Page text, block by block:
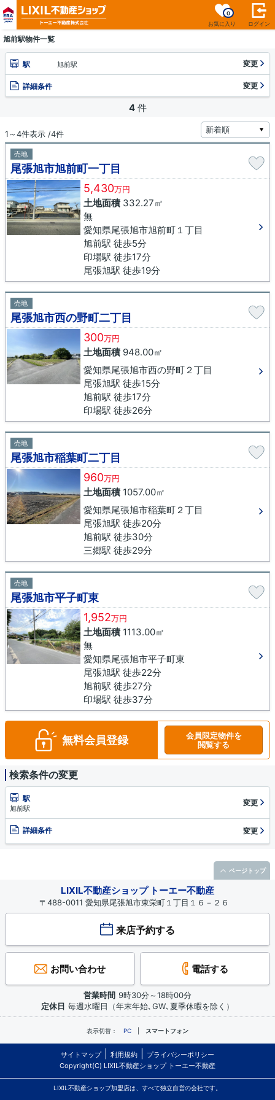
お気に入り
0
ログイン
旭前駅物件一覧
駅 旭前駅 変更
詳細条件 変更
4 件
1～4件表示 /4件
売地
尾張旭市旭前町一丁目
5,430万円
土地面積332.27㎡
無
愛知県尾張旭市旭前町１丁目
旭前駅 徒歩5分
印場駅 徒歩17分
尾張旭駅 徒歩19分
売地
尾張旭市西の野町二丁目
300万円
土地面積948.00㎡
愛知県尾張旭市西の野町２丁目
尾張旭駅 徒歩15分
旭前駅 徒歩17分
印場駅 徒歩26分
売地
尾張旭市稲葉町二丁目
960万円
土地面積1057.00㎡
愛知県尾張旭市稲葉町２丁目
尾張旭駅 徒歩20分
旭前駅 徒歩30分
三郷駅 徒歩29分
売地
尾張旭市平子町東
1,952万円
土地面積1113.00㎡
無
愛知県尾張旭市平子町東
尾張旭駅 徒歩22分
旭前駅 徒歩27分
印場駅 徒歩37分
無料会員登録
会員限定物件を
閲覧する
検索条件の変更
駅
旭前駅
変更
詳細条件 変更
LIXIL不動産ショップ トーエー不動産
〒488-0011 愛知県尾張旭市東栄町１丁目１６－２６
来店予約する
お問い合わせ 電話する
営業時間 9時30分～18時00分
定休日 毎週水曜日（年末年始､GW､夏季休暇を除く）
表示切替： PC スマートフォン
サイトマップ 利用規約
プライバシーポリシー
Copyright(C) LIXIL不動産ショップ トーエー不動産
LIXIL不動産ショップ加盟店は、すべて独立自営の会社です。
ページトップ